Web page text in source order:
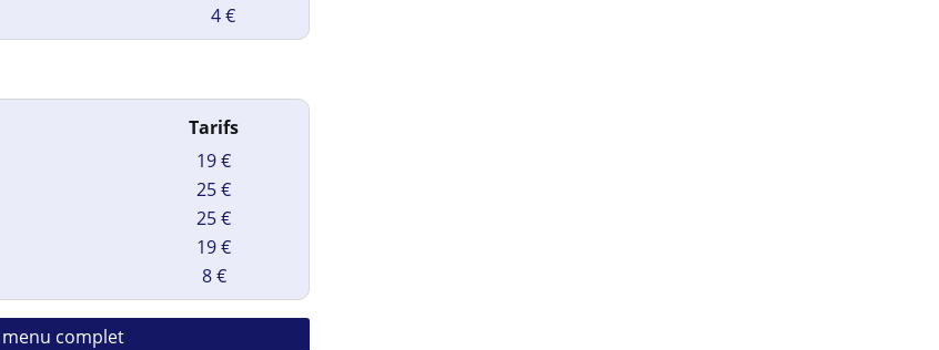
4 €
Tarifs
19 €
25 €
25 €
19 €
8 €
complet